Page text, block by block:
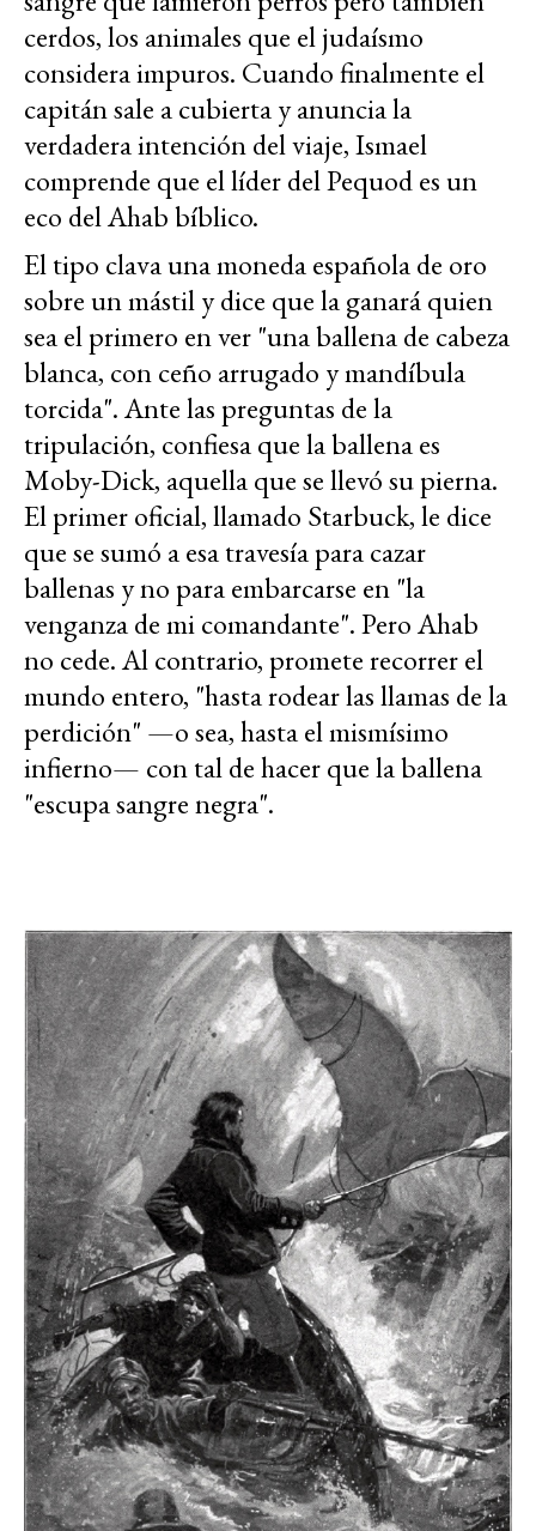
cerdos, los animales que el judaísmo
considera impuros. Cuando finalmente el
capitán sale a cubierta y anuncia la
verdadera intención del viaje, Ismael
comprende que el líder del Pequod es un
eco del Ahab bíblico.
El tipo clava una moneda española de oro
sobre un mástil y dice que la ganará quien
sea el primero en ver "una ballena de cabeza
blanca, con ceño arrugado y mandíbula
torcida". Ante las preguntas de la
tripulación, confiesa que la ballena es
Moby-Dick, aquella que se llevó su pierna.
El primer oficial, llamado Starbuck, le dice
que se sumó a esa travesía para cazar
ballenas y no para embarcarse en "la
venganza de mi comandante". Pero Ahab
no cede. Al contrario, promete recorrer el
mundo entero, "hasta rodear las llamas de la
perdición" —o sea, hasta el mismísimo
infierno— con tal de hacer que la ballena
"escupa sangre negra".